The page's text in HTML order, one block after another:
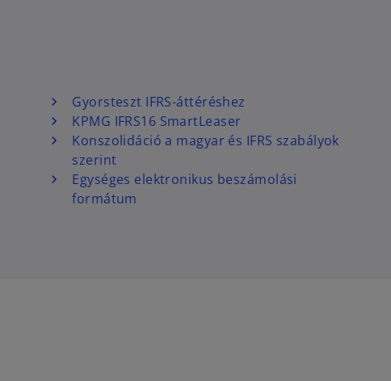
Gyorsteszt IFRS-áttéréshez
KPMG IFRS16 SmartLeaser
Konszolidáció a magyar és IFRS szabályok
szerint
Egységes elektronikus beszámolási
formátum